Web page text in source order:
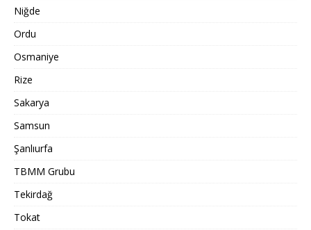
Niğde
Ordu
Osmaniye
Rize
Sakarya
Samsun
Şanlıurfa
TBMM Grubu
Tekirdağ
Tokat